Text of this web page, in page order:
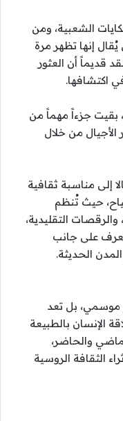
الشعبية، ومن
إنها تظهر مرة
قديماً أن العثور
اكتشافها.
بقيت جزءاً مهماً من
الأجيال من خلال
إلى مناسبة ثقافية
حيث تُنظم
التقليدية،
على جانب
الحديثة.
موسمي، بل تعد
الإنسان بالطبيعة
والحاضر،
الثقافة الروسية